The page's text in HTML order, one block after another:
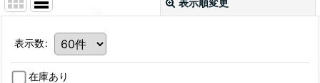
表示順変更
表示数:
在庫あり